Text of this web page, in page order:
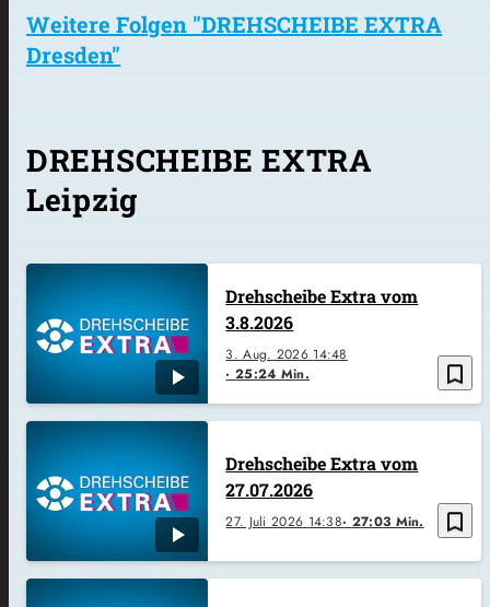
Weitere Folgen "DREHSCHEIBE EXTRA
Dresden"
DREHSCHEIBE EXTRA
Leipzig
bookmark_border
3. Aug. 2026 14:48
25:24 Min.
Drehscheibe Extra vom
3.8.2026
bookmark_border
27. Juli 2026 14:38 27:03 Min.
Drehscheibe Extra vom
27.07.2026